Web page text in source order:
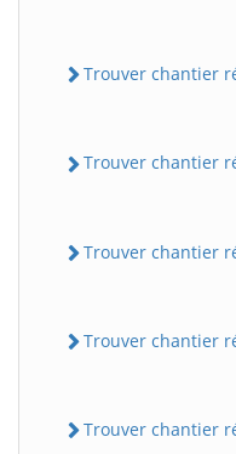
Trouver chantier
Trouver chantier
Trouver chantier
Trouver chantier
Trouver chantier